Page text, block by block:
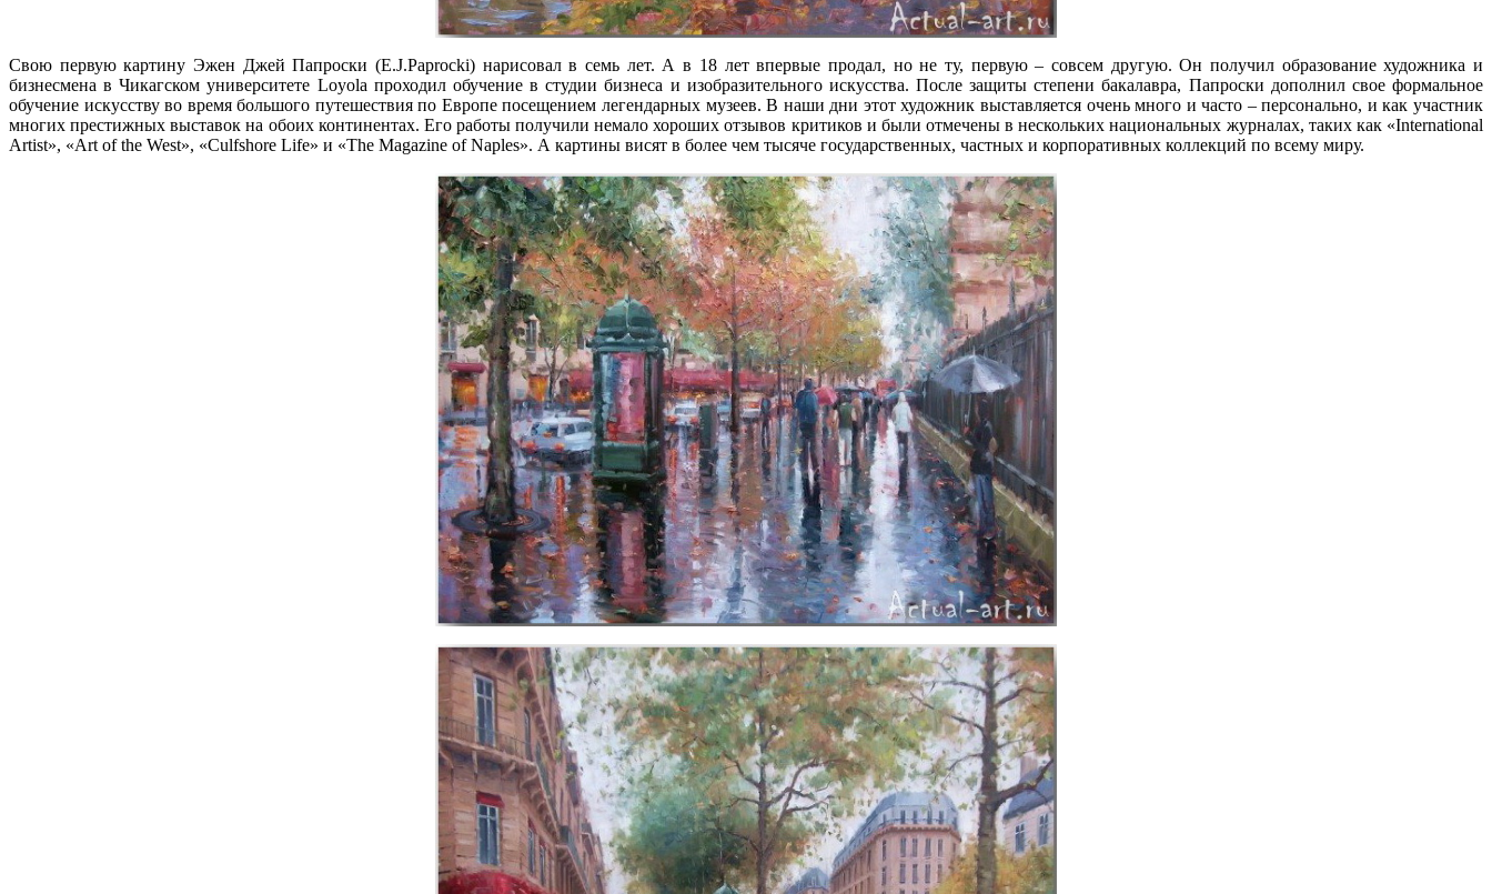
Свою первую картину Эжен Джей Папроски (E.J.Paprocki) нарисовал в семь лет. А в 18 лет впервые продал, но не ту, первую – совсем другую. Он получил образование художника и
бизнесмена в Чикагском университете Loyola проходил обучение в студии бизнеса и изобразительного искусства. После защиты степени бакалавра, Папроски дополнил свое формальное
обучение искусству во время большого путешествия по Европе посещением легендарных музеев. В наши дни этот художник выставляется очень много и часто – персонально, и как участник
многих престижных выставок на обоих континентах. Его работы получили немало хороших отзывов критиков и были отмечены в нескольких национальных журналах, таких как «International
Artist», «Art of the West», «Culfshore Life» и «The Magazine of Naples». А картины висят в более чем тысяче государственных, частных и корпоративных коллекций по всему миру.